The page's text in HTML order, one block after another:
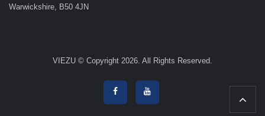
Warwickshire, B50 4JN
VIEZU © Copyright 2026. All Rights Reserved.